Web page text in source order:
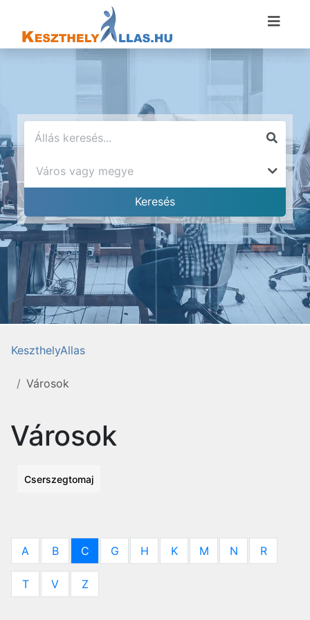
KeszthelyAllas
Városok
Városok
Cserszegtomaj
A B C G H K M N R
T V Z